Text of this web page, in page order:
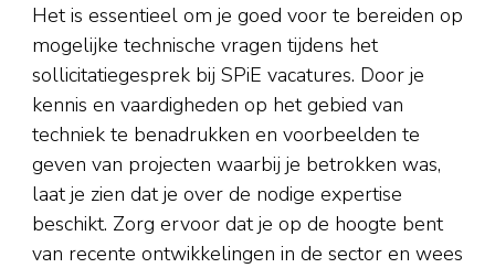
Het is essentieel om je goed voor te bereiden op
mogelijke technische vragen tijdens het
sollicitatiegesprek bij SPiE vacatures. Door je
kennis en vaardigheden op het gebied van
techniek te benadrukken en voorbeelden te
geven van projecten waarbij je betrokken was,
laat je zien dat je over de nodige expertise
beschikt. Zorg ervoor dat je op de hoogte bent
van recente ontwikkelingen in de sector en wees